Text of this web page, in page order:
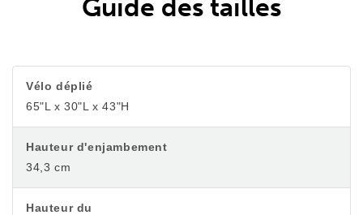
Guide des tailles
Vélo déplié
65"L x 30"L x 43"H
Hauteur d'enjambement
34,3 cm
Hauteur du